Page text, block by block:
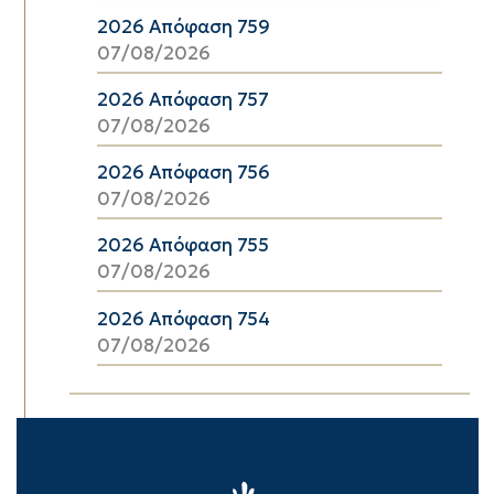
2026 Απόφαση 759
07/08/2026
2026 Απόφαση 757
07/08/2026
2026 Απόφαση 756
07/08/2026
2026 Απόφαση 755
07/08/2026
2026 Απόφαση 754
07/08/2026